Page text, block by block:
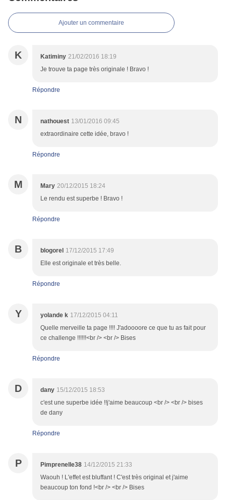
Ajouter un commentaire
K Katiminy 21/02/2016 18:19
Je trouve ta page très originale ! Bravo !
Répondre
N nathouest 13/01/2016 09:45
extraordinaire cette idée, bravo !
Répondre
M Mary 20/12/2015 18:24
Le rendu est superbe ! Bravo !
Répondre
B blogorel 17/12/2015 17:49
Elle est originale et très belle.
Répondre
Y yolande k 17/12/2015 04:11
Quelle merveille ta page !!!! J'adoooore ce que tu as fait pour
ce challenge !!!!!!<br /> <br /> Bises
Répondre
D dany 15/12/2015 18:53
c'est une superbe idée !!j'aime beaucoup <br /> <br /> bises
de dany
Répondre
P Pimprenelle38 14/12/2015 21:33
Waouh ! L'effet est bluffant ! C'est très original et j'aime
beaucoup ton fond !<br /> <br /> Bises